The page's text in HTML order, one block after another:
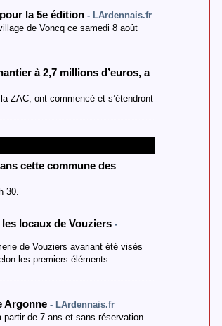
la 5e édition - LArdennais.fr
de Voncq ce samedi 8 août
à 2,7 millions d’euros, a
ZAC, ont commencé et s’étendront
cette commune des
30.
locaux de Vouziers -
de Vouziers avariant été visés
les premiers éléments
Argonne - LArdennais.fr
de 7 ans et sans réservation.